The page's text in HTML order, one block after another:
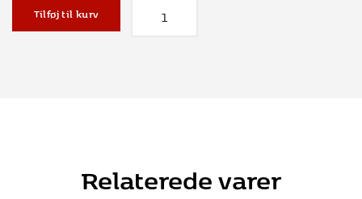
Tilføj til kurv
Relaterede varer